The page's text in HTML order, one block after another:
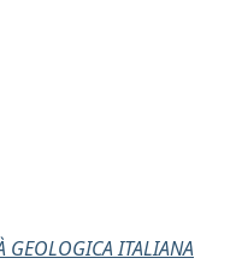
GEOLOGICA ITALIANA